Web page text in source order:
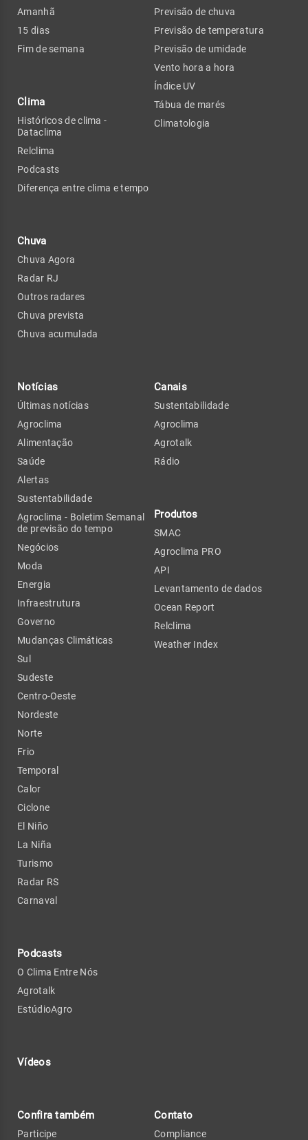
Amanhã
15 dias
Fim de semana
Clima
Históricos de clima -
Dataclima
Relclima
Podcasts
Diferença entre clima e tempo
Chuva
Chuva Agora
Radar RJ
Outros radares
Chuva prevista
Chuva acumulada
Previsão de chuva
Previsão de temperatura
Previsão de umidade
Vento hora a hora
Índice UV
Tábua de marés
Climatologia
Notícias
Últimas notícias
Agroclima
Alimentação
Saúde
Alertas
Sustentabilidade
Agroclima - Boletim Semanal
de previsão do tempo
Negócios
Moda
Energia
Infraestrutura
Governo
Mudanças Climáticas
Sul
Sudeste
Centro-Oeste
Nordeste
Norte
Frio
Temporal
Calor
Ciclone
El Niño
La Niña
Turismo
Radar RS
Carnaval
Podcasts
O Clima Entre Nós
Agrotalk
EstúdioAgro
Vídeos
Canais
Sustentabilidade
Agroclima
Agrotalk
Rádio
Produtos
SMAC
Agroclima PRO
API
Levantamento de dados
Ocean Report
Relclima
Weather Index
Confira também
Participe
Contato
Compliance